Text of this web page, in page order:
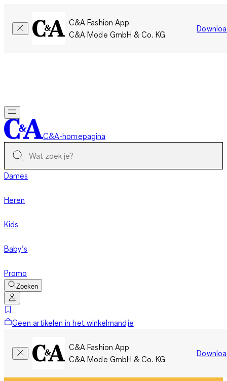
C&A Fashion App
C&A Mode GmbH & Co. KG
C&A-homepagina
Dames
Heren
Kids
Baby’s
Promo
Zoeken
Geen artikelen in het winkelmandje
C&A Fashion App
C&A Mode GmbH & Co. KG